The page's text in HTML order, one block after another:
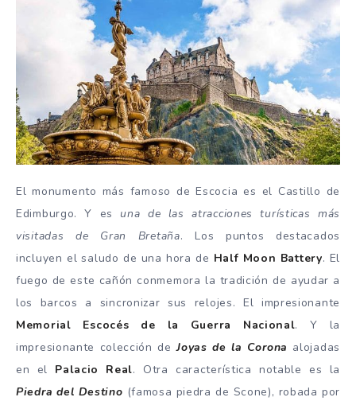
El monumento más famoso de Escocia es el Castillo de
Edimburgo. Y es una de las atracciones turísticas más
visitadas de Gran Bretaña. Los puntos destacados
incluyen el saludo de una hora de Half Moon Battery. El
fuego de este cañón conmemora la tradición de ayudar a
los barcos a sincronizar sus relojes. El impresionante
Memorial Escocés de la Guerra Nacional. Y la
impresionante colección deJoyas de la Corona alojadas
en el Palacio Real. Otra característica notable es la
Piedra del Destino (famosa piedra de Scone), robada por